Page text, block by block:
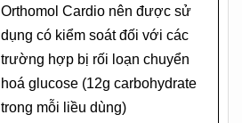
Orthomol Cardio nên được sử
dụng có kiểm soát đối với các
trường hợp bị rối loạn chuyển
hoá glucose (12g carbohydrate
trong mỗi liều dùng)